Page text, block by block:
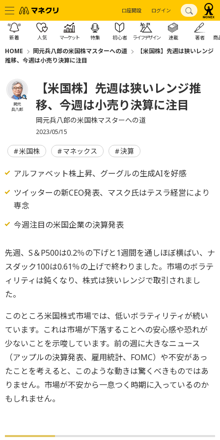
口座開設 ログイン
新着 人気 マーケット 特集 初心者 ライフデザイン 連載 著者 商
HOME 岡元兵八郎の米国株マスターへの道
【米国株】先週は狭いレンジ
推移、今週は小売り決算に注目
岡元
兵八郎
【米国株】先週は狭いレンジ推
移、今週は小売り決算に注目
岡元兵八郎の米国株マスターへの道
2023/05/15
米国株 マネックス 決算
アルファベット株上昇、グーグルの生成AIを好感
ツイッターの新CEO発表、マスク氏はテスラ経営により
専念
今週注目の米国企業の決算発表
先週、S＆P500は0.2％の下げと1週間を通しほぼ横ばい、ナ
スダック100は0.61％の上げで終わりました。市場のボラテ
ィリティは鈍くなり、株式は狭いレンジで取引されまし
た。
このところ米国株式市場では、低いボラティリティが続い
ています。これは市場が下落することへの安心感や恐れが
少ないことを示唆しています。前の週に大きなニュース
（アップルの決算発表、雇用統計、FOMC）や不安があっ
たことを考えると、このような動きは驚くべきものではあ
りません。市場が不安から一息つく時期に入っているのか
もしれません。